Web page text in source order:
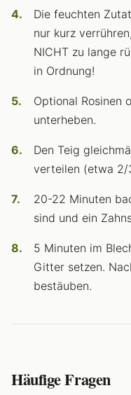
Die feuchten
nur kurz
NICHT zu lange
in Ordnung!
Optional Rosinen
unterheben.
Den Teig
verteilen (etwa 2/
20-22 Minuten
sind und ein
5 Minuten im
Gitter setzen.
bestäuben.
Häufige Fragen